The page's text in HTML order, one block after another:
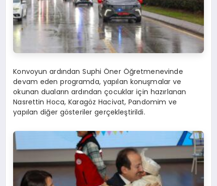
Konvoyun ardından Suphi Öner Öğretmenevinde
devam eden programda, yapılan konuşmalar ve
okunan duaların ardından çocuklar için hazırlanan
Nasrettin Hoca, Karagöz Hacivat, Pandomim ve
yapılan diğer gösteriler gerçekleştirildi.